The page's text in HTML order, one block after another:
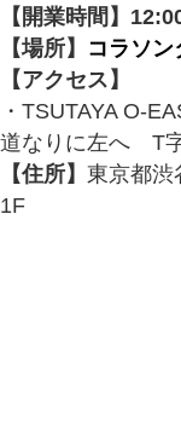
【開業時間】
【場所】 コラソン
【アクセス】
・TSUTAYA O-
道なりに左へ T
【住所】 東京都渋
1F